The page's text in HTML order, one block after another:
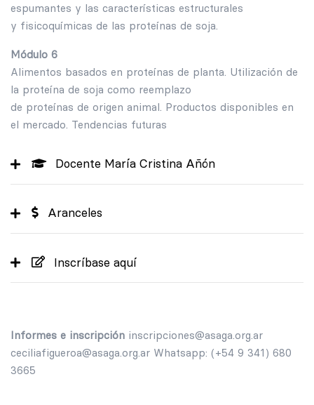
espumantes y las características estructurales
y fisicoquímicas de las proteínas de soja.
Módulo 6
Alimentos basados en proteínas de planta. Utilización de
la proteína de soja como reemplazo
de proteínas de origen animal. Productos disponibles en
el mercado. Tendencias futuras
Docente María Cristina Añón
Aranceles
Inscríbase aquí
Informes e inscripción inscripciones@asaga.org.ar
ceciliafigueroa@asaga.org.ar Whatsapp: (+54 9 341) 680
3665